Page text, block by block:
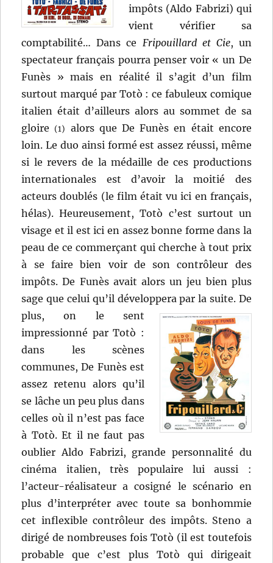
impôts (Aldo Fabrizi) qui
vient vérifier sa
comptabilité… Dans ce Fripouillard et Cie, un
spectateur français pourra penser voir « un De
Funès » mais en réalité il s’agit d’un film
surtout marqué par Totò : ce fabuleux comique
italien était d’ailleurs alors au sommet de sa
gloire(1)
alors que De Funès en était encore
loin. Le duo ainsi formé est assez réussi, même
si le revers de la médaille de ces productions
internationales est d’avoir la moitié des
acteurs doublés (le film était vu ici en français,
hélas). Heureusement, Totò c’est surtout un
visage et il est ici en assez bonne forme dans la
peau de ce commerçant qui cherche à tout prix
à se faire bien voir de son contrôleur des
impôts. De Funès avait alors un jeu bien plus
sage que celui qu’il développera par la suite. De
plus, on le sent
impressionné par Totò :
dans les scènes
communes, De Funès est
assez retenu alors qu’il
se lâche un peu plus dans
celles où il n’est pas face
à Totò. Et il ne faut pas
oublier Aldo Fabrizi, grande personnalité du
cinéma italien, très populaire lui aussi :
l’acteur-réalisateur a cosigné le scénario en
plus d’interpréter avec toute sa bonhommie
cet inflexible contrôleur des impôts. Steno a
dirigé de nombreuses fois Totò (il est toutefois
probable que c’est plus Totò qui dirigeait